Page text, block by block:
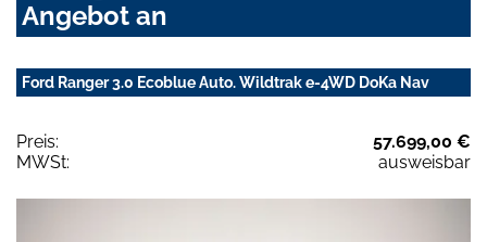
Angebot an
Ford Ranger 3.0 Ecoblue Auto. Wildtrak e-4WD DoKa Nav
Preis:
57.699,00 €
MWSt:
ausweisbar